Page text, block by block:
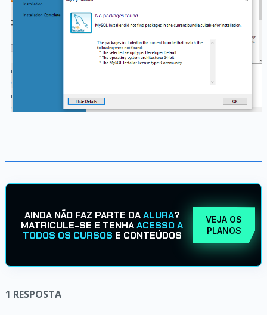
AINDA NÃO FAZ PARTE DAALURA?
MATRICULE-SE E TENHAACESSO A
TODOS OS CURSOS E CONTEÚDOS
VEJA OS
PLANOS
1 RESPOSTA